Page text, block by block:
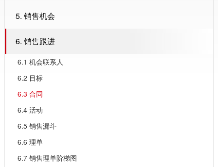
5. 销售机会
6. 销售跟进
6.1 机会联系人
6.2 目标
6.3 合同
6.4 活动
6.5 销售漏斗
6.6 理单
6.7 销售理单阶梯图